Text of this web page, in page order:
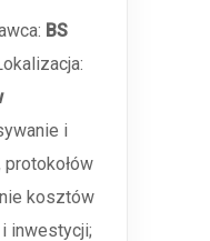
BS
i
kosztów
inwestycji;